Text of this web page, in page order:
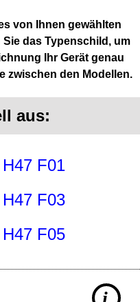
von Ihnen gewählten
das Typenschild, um
Ihr Gerät genau
zwischen den Modellen.
aus:
F01
F03
F05